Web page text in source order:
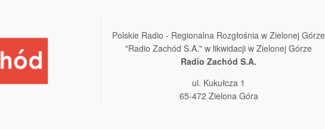
Polskie Radio - Regionalna Rozgłośnia w Zielonej Górze
"Radio Zachód S.A." w likwidacji w Zielonej Górze
Radio Zachód S.A.
ul. Kukułcza 1
65-472 Zielona Góra